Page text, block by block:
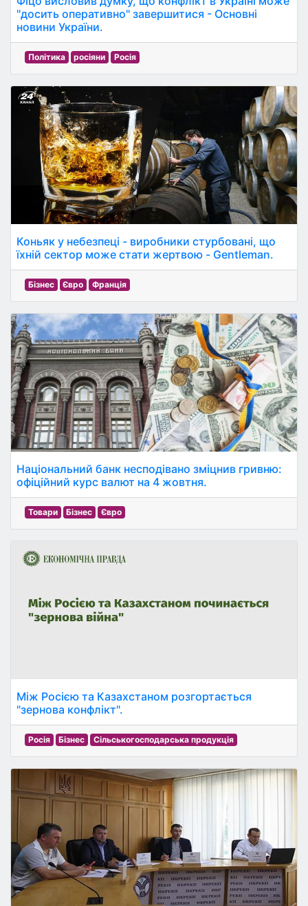
"досить оперативно" завершитися - Основні
новини України.
Політика росіяни Росія
Коньяк у небезпеці - виробники стурбовані, що
їхній сектор може стати жертвою - Gentleman.
Бізнес Євро Франція
Національний банк несподівано зміцнив гривню:
офіційний курс валют на 4 жовтня.
Товари Бізнес Євро
Між Росією та Казахстаном розгортається
"зернова конфлікт".
Росія Бізнес Сільськогосподарська продукція